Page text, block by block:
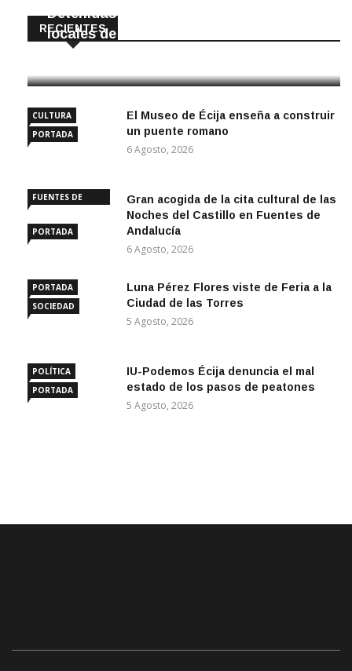
RECIENTES
Detenidas dos personas por robar en
locales de La Luisiana
CULTURA
PORTADA
El Museo de Écija enseña a construir
un puente romano
6 Agosto, 2026
FUENTES DE
PORTADA
Gran acogida de la cita cultural de las
Noches del Castillo en Fuentes de
Andalucía
6 Agosto, 2026
PORTADA
SOCIEDAD
Luna Pérez Flores viste de Feria a la
Ciudad de las Torres
5 Agosto, 2026
POLÍTICA
PORTADA
IU-Podemos Écija denuncia el mal
estado de los pasos de peatones
5 Agosto, 2026